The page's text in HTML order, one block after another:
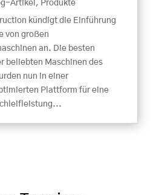
Artikel , Produkte
kündigt die Einführung
von großen
an. Die besten
beliebten Maschinen des
nun in einer
Plattform für eine